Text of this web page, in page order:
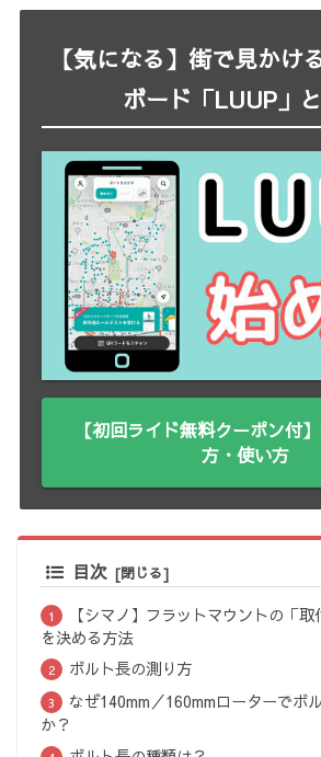
【気になる】街で見かけ
ボード「LUUP」
【初回ライド無料クーポン付
方・使い方
目次
【シマノ】フラットマウントの「取
を決める方法
ボルト長の測り方
なぜ140mm／160mmローターでボ
か？